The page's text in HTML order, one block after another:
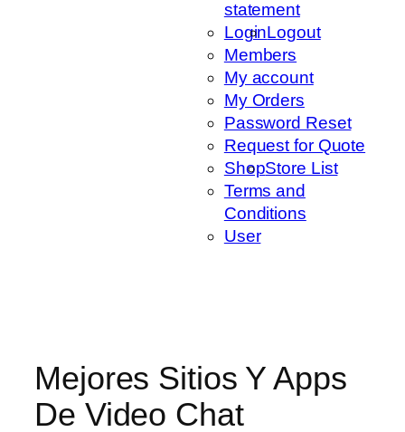
statement
LoginLogout
Members
My account
My Orders
Password Reset
Request for Quote
ShopStore List
Terms and
Conditions
User
Mejores Sitios Y Apps
De Video Chat